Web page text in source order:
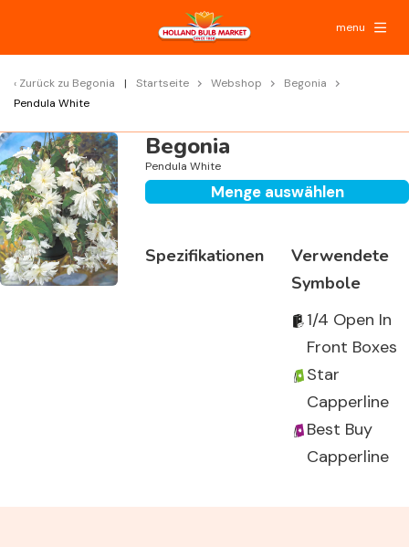
menu
Zurück zu Begonia Startseite Webshop
Begonia
Pendula White
Begonia
Pendula White
Menge auswählen
Spezifikationen
Verwendete
Symbole
1/4 Open In
Front Boxes
Star
Capperline
Best Buy
Capperline